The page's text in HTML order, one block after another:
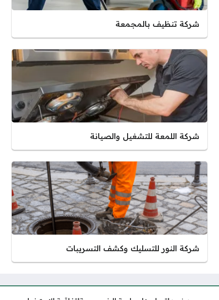
شركة تنظيف بالمجمعة
شركة اللمعة للتشغيل والصيانة
شركة النور للتسليك وكشف التسريبات